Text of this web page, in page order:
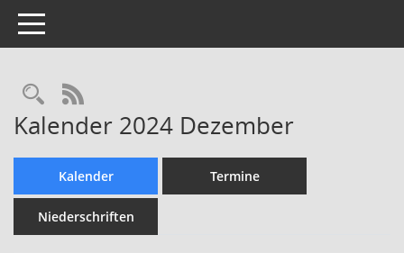
Toggle navigation
Rechercheauswahl
RSS-Feed
Kalender 2024 Dezember
Kalender Termine
Niederschriften